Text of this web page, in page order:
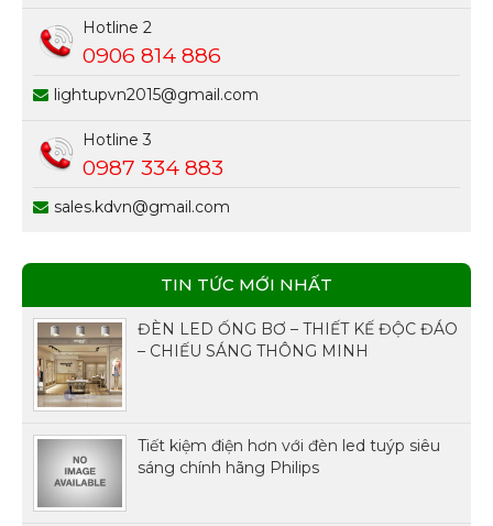
Hotline 2
0906 814 886
lightupvn2015@gmail.com
Hotline 3
0987 334 883
sales.kdvn@gmail.com
TIN TỨC MỚI NHẤT
ĐÈN LED ỐNG BƠ – THIẾT KẾ ĐỘC ĐÁO
– CHIẾU SÁNG THÔNG MINH
Tiết kiệm điện hơn với đèn led tuýp siêu
sáng chính hãng Philips